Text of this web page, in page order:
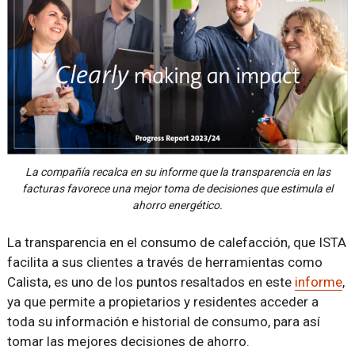
La compañía recalca en su informe que la transparencia en las
facturas favorece una mejor toma de decisiones que estimula el
ahorro energético.
La transparencia en el consumo de calefacción, que ISTA
facilita a sus clientes a través de herramientas como
Calista, es uno de los puntos resaltados en este informe,
ya que permite a propietarios y residentes acceder a
toda su información e historial de consumo, para así
tomar las mejores decisiones de ahorro.